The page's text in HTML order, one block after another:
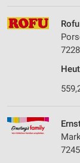
auf einem
Werbeanzeigen
Erstellung
Erstellung von